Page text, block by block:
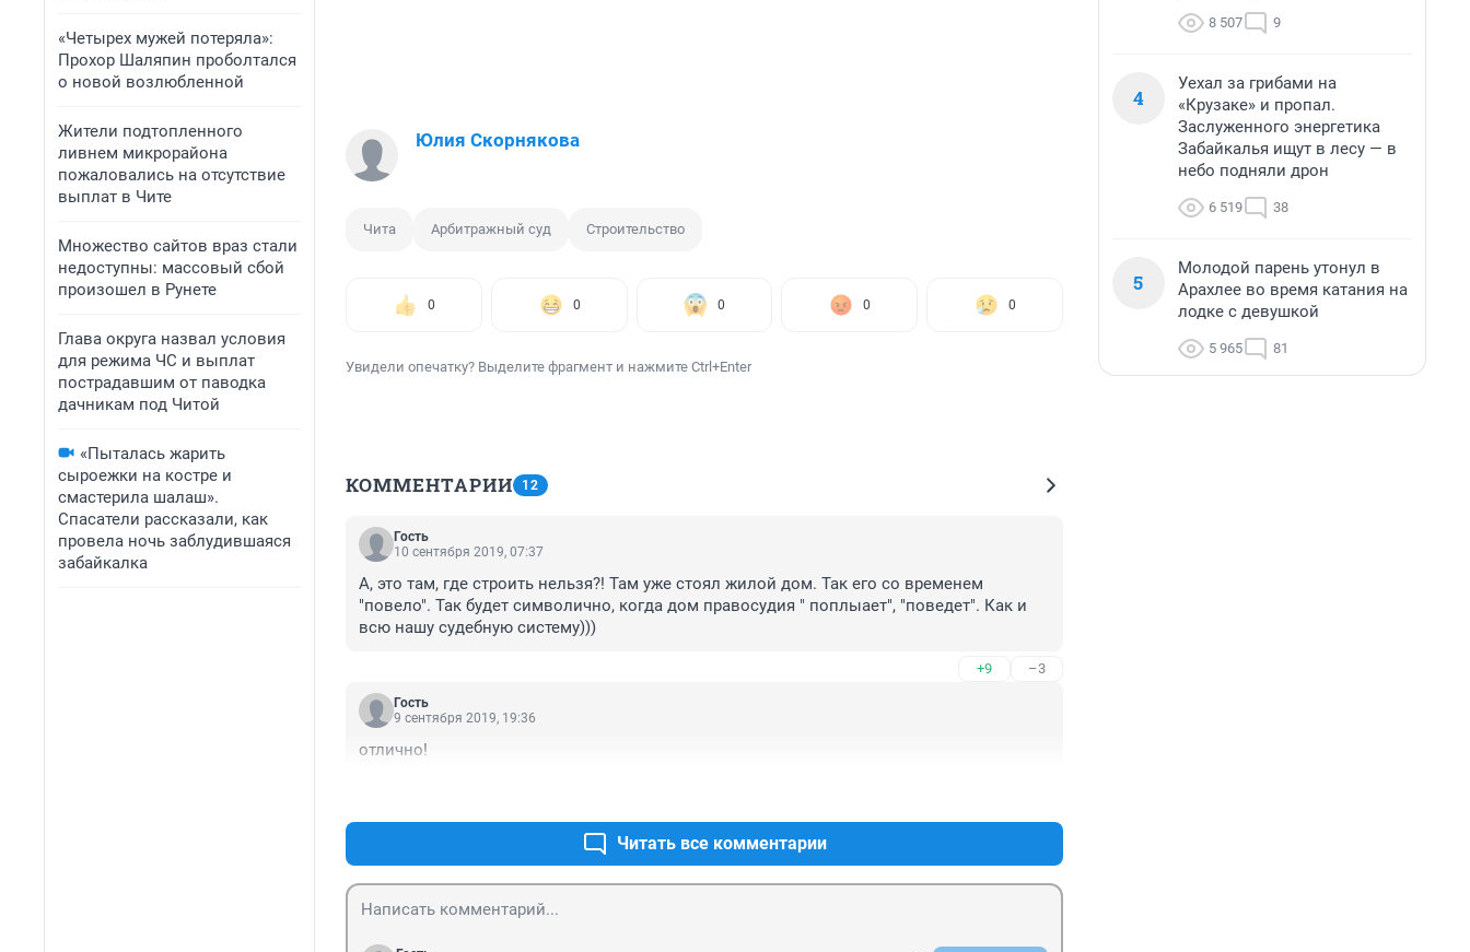
«Четырех мужей потеряла»:
Прохор Шаляпин проболтался
о новой возлюбленной
Жители подтопленного
ливнем микрорайона
пожаловались на отсутствие
выплат в Чите
Множество сайтов враз стали
недоступны: массовый сбой
произошел в Рунете
Глава округа назвал условия
для режима ЧС и выплат
пострадавшим от паводка
дачникам под Читой
«Пыталась жарить
сыроежки на костре и
смастерила шалаш».
Спасатели рассказали, как
провела ночь заблудившаяся
забайкалка
Юлия Скорнякова
Чита Арбитражный суд Строительство
0 0 0 0 0
Увидели опечатку? Выделите фрагмент и нажмите Ctrl+Enter
КОММЕНТАРИИ 12
Гость
10 сентября 2019, 07:37
А, это там, где строить нельзя?! Там уже стоял жилой дом. Так его со временем
"повело". Так будет символично, когда дом правосудия " поплыает", "поведет". Как и
всю нашу судебную систему)))
+9 –3
Гость
9 сентября 2019, 19:36
отлично!
Читать все комментарии
8 507 9
4
Уехал за грибами на
«Крузаке» и пропал.
Заслуженного энергетика
Забайкалья ищут в лесу — в
небо подняли дрон
6 519 38
5
Молодой парень утонул в
Арахлее во время катания на
лодке с девушкой
5 965 81